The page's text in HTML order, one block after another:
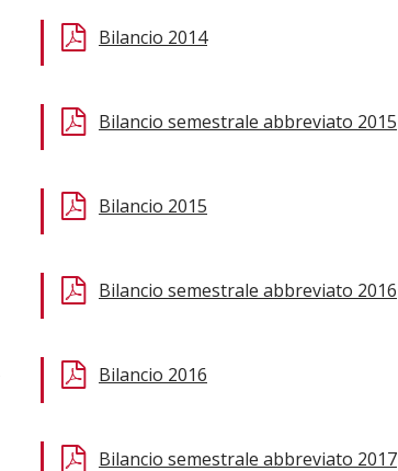
Bilancio 2014
Bilancio semestrale abbreviato 2015
Bilancio 2015
Bilancio semestrale abbreviato 2016
Bilancio 2016
Bilancio semestrale abbreviato 2017